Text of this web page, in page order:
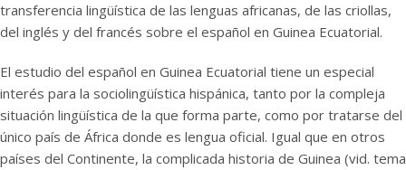
transferencia lingüística de las lenguas africanas, de las criollas,
del inglés y del francés sobre el español en Guinea Ecuatorial.
El estudio del español en Guinea Ecuatorial tiene un especial
interés para la sociolingüística hispánica, tanto por la compleja
situación lingüística de la que forma parte, como por tratarse del
único país de África donde es lengua oficial. Igual que en otros
países del Continente, la complicada historia de Guinea (vid. tema